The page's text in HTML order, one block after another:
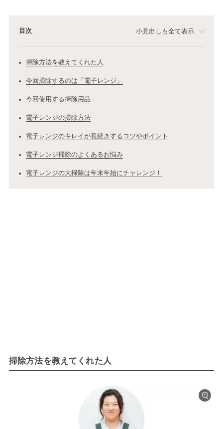
目次 小見出しも全て表示
掃除方法を教えてくれた人
今回掃除するのは「電子レンジ」
今回使用する掃除用品
電子レンジの掃除方法
電子レンジのキレイが長続きするコツやポイント
電子レンジ掃除のよくあるお悩み
電子レンジの大掃除は年末年始にチャレンジ！
掃除方法を教えてくれた人